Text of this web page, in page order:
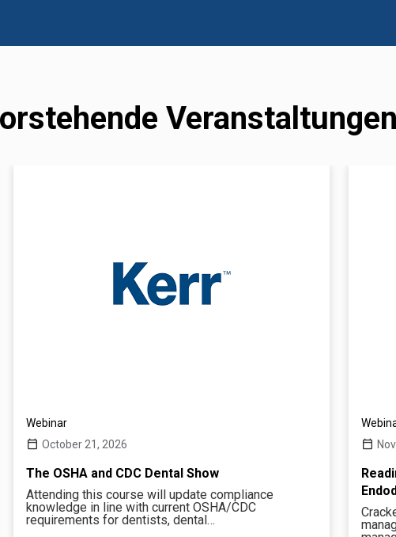
Veranstaltungen
Webinar
October 21, 2026
The OSHA and CDC Dental Show
Attending this course will update compliance
knowledge in line with current OSHA/CDC
requirements for dentists, dental…